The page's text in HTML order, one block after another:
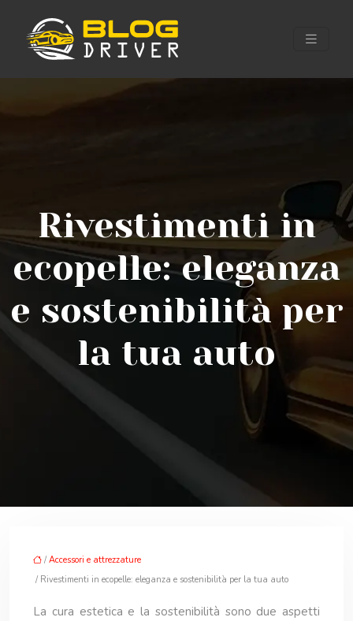
Rivestimenti in
ecopelle: eleganza
e sostenibilità per
la tua auto
/ Accessori e attrezzature
/ Rivestimenti in ecopelle: eleganza e sostenibilità per la tua auto
La cura estetica e la sostenibilità sono due aspetti